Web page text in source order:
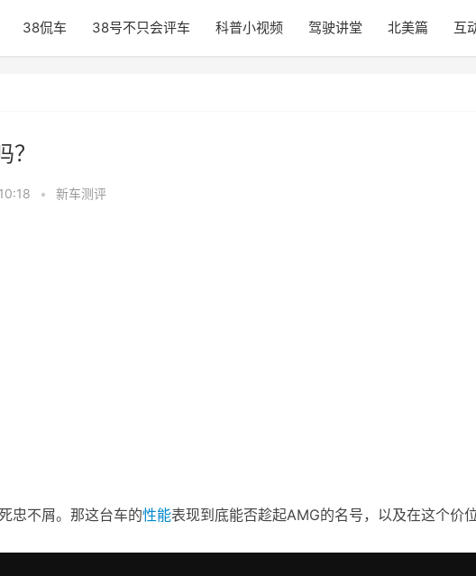
38侃车 38号不只会评车 科普小视频 驾驶讲堂 北美篇 互
• 新车测评
忠不屑。那这台车的性能表现到底能否趁起AMG的名号，以及在这个价